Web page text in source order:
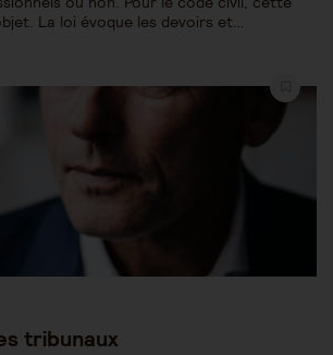
La loi évoque les devoirs et…
tribunaux